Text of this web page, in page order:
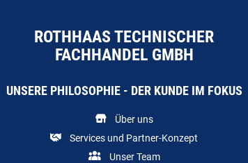
ROTHHAAS TECHNISCHER
FACHHANDEL GMBH
UNSERE PHILOSOPHIE - DER KUNDE IM FOKUS
Über uns
Services und Partner-Konzept
Unser Team